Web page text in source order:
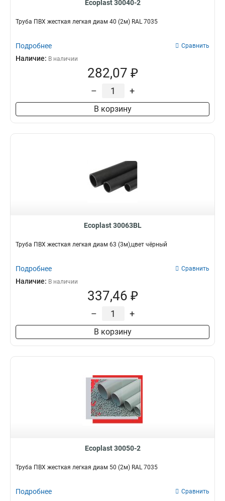
Ecoplast 30040-2
Труба ПВХ жесткая легкая диам 40 (2м) RAL 7035
Подробнее Сравнить
Наличие: В наличии
282,07 ₽
– +
В корзину
Ecoplast 30063BL
Труба ПВХ жесткая легкая диам 63 (3м),цвет чёрный
Подробнее Сравнить
Наличие: В наличии
337,46 ₽
– +
В корзину
Ecoplast 30050-2
Труба ПВХ жесткая легкая диам 50 (2м) RAL 7035
Подробнее Сравнить